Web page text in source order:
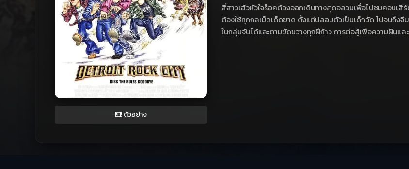
ตัวอย่าง
สี่สาวเฮ้วหัวใจร็อคต้องออกเดินทางสุดอลวนเพื่อไปชมคอนเสิ
ต้องใช้ทุกกลเม็ดเด็ดขาด ตั้งแต่ปลอมตัวเป็นเด็กวัด ไปจนถึง
ในกลุ่มจับได้และตามขัดขวางทุกฝีก้าว การต่อสู้เพื่อความฝันแ